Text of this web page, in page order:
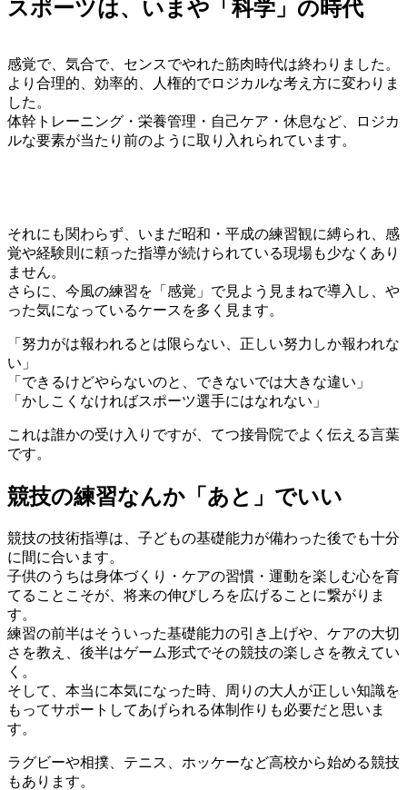
スポーツは、いまや「科学」の時代
感覚で、気合で、センスでやれた筋肉時代は終わりました。
より合理的、効率的、人権的でロジカルな考え方に変わりま
した。
体幹トレーニング・栄養管理・自己ケア・休息など、ロジカ
ルな要素が当たり前のように取り入れられています。
それにも関わらず、いまだ昭和・平成の練習観に縛られ、感
覚や経験則に頼った指導が続けられている現場も少なくあり
ません。
さらに、今風の練習を「感覚」で見よう見まねで導入し、や
った気になっているケースを多く見ます。
「努力がは報われるとは限らない、正しい努力しか報われな
い」
「できるけどやらないのと、できないでは大きな違い」
「かしこくなければスポーツ選手にはなれない」
これは誰かの受け入りですが、てつ接骨院でよく伝える言葉
です。
競技の練習なんか「あと」でいい
競技の技術指導は、子どもの基礎能力が備わった後でも十分
に間に合います。
子供のうちは身体づくり・ケアの習慣・運動を楽しむ心を育
てることこそが、将来の伸びしろを広げることに繋がりま
す。
練習の前半はそういった基礎能力の引き上げや、ケアの大切
さを教え、後半はゲーム形式でその競技の楽しさを教えてい
く。
そして、本当に本気になった時、周りの大人が正しい知識を
もってサポートしてあげられる体制作りも必要だと思いま
す。
ラグビーや相撲、テニス、ホッケーなど高校から始める競技
もあります。